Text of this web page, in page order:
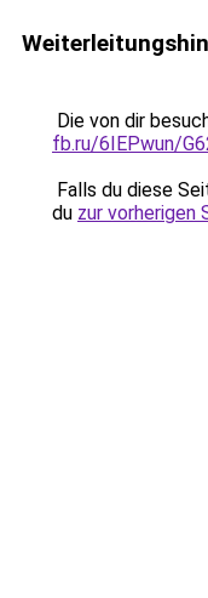
Die von dir
fb.ru/6IEPwun/
Falls du diese
du zur vorherigen